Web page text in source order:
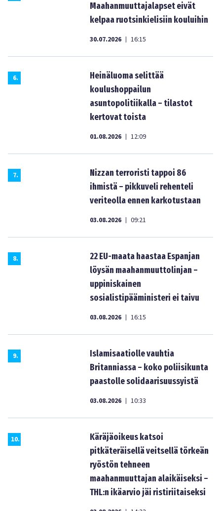
Maahanmuuttajalapset eivät
kelpaa ruotsinkielisiin kouluihin
30.07.2026 | 16:15
6.
Heinäluoma selittää
koulushoppailun
asuntopolitiikalla – tilastot
kertovat toista
01.08.2026 | 12:09
7.
Nizzan terroristi tappoi 86
ihmistä – pikkuveli rehenteli
veriteolla ennen karkotustaan
03.08.2026 | 09:21
8.
22 EU-maata haastaa Espanjan
löysän maahanmuuttolinjan –
uppiniskainen
sosialistipääministeri ei taivu
03.08.2026 | 16:15
9.
Islamisaatiolle vauhtia
Britanniassa – koko poliisikunta
paastolle solidaarisuussyistä
03.08.2026 | 10:33
10.
Käräjäoikeus katsoi
pitkäteräisellä veitsellä törkeän
ryöstön tehneen
maahanmuuttajan alaikäiseksi –
THL:n ikäarvio jäi ristiriitaiseksi